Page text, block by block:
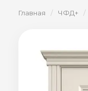
Главная / ЧФД+ /